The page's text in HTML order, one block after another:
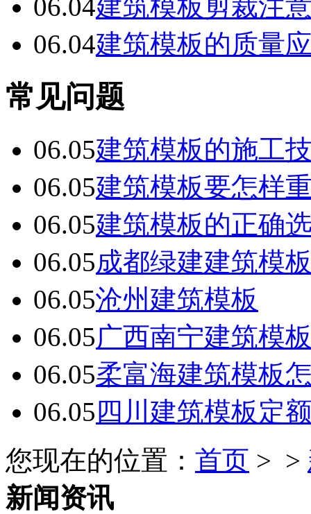
06.04建筑模板剪裁注
06.04建筑模板的质量
常见问题
06.05建筑模板的施工
06.05建筑模板要怎样
06.05建筑模板的正确
06.05成都绿建建筑模
06.05沧州建筑模板
06.05广西南宁建筑模
06.05柔富海建筑模板
06.05 四川建筑模板定
您现在的位置： 首页 > >
新闻资讯